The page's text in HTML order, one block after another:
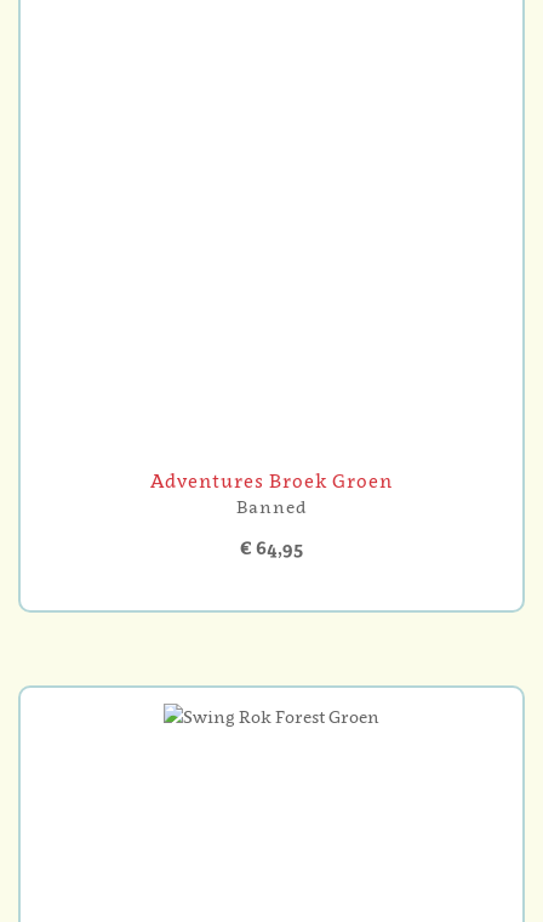
Adventures Broek Groen
Banned
€ 64,95